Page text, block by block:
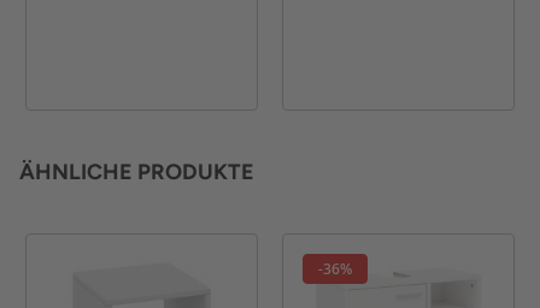
ÄHNLICHE PRODUKTE
-36%